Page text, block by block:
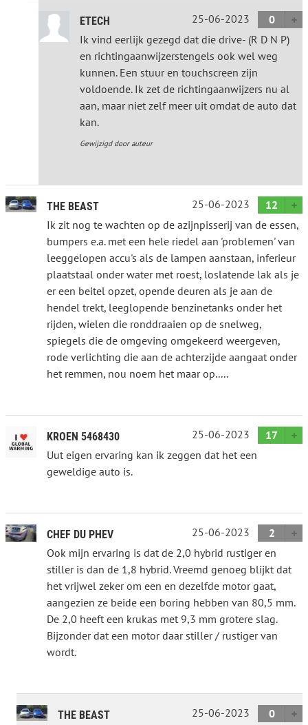
ETECH 25-06-2023
0
Ik vind eerlijk gezegd dat die drive- (R D N P)
en richtingaanwijzerstengels ook wel weg
kunnen. Een stuur en touchscreen zijn
voldoende. Ik zet de richtingaanwijzers nu al
aan, maar niet zelf meer uit omdat de auto dat
kan.
Gewijzigd door auteur
THE BEAST 25-06-2023
12
Ik zit nog te wachten op de azijnpisserij van de essen,
bumpers e.a. met een hele riedel aan 'problemen' van
leeggelopen accu's als de lampen aanstaan, inferieur
plaatstaal onder water met roest, loslatende lak als je
er een beitel opzet, opende deuren als je aan de
hendel trekt, leeglopende benzinetanks onder het
rijden, wielen die ronddraaien op de snelweg,
spiegels die de omgeving omgekeerd weergeven,
rode verlichting die aan de achterzijde aangaat onder
het remmen, nou noem het maar op.....
KROEN 5468430 25-06-2023
17
Uut eigen ervaring kan ik zeggen dat het een
geweldige auto is.
CHEF DU PHEV 25-06-2023
2
Ook mijn ervaring is dat de 2,0 hybrid rustiger en
stiller is dan de 1,8 hybrid. Vreemd genoeg blijkt dat
het vrijwel zeker om een en dezelfde motor gaat,
aangezien ze beide een boring hebben van 80,5 mm.
De 2,0 heeft een krukas met 9,3 mm grotere slag.
Bijzonder dat een motor daar stiller / rustiger van
wordt.
THE BEAST 25-06-2023 0